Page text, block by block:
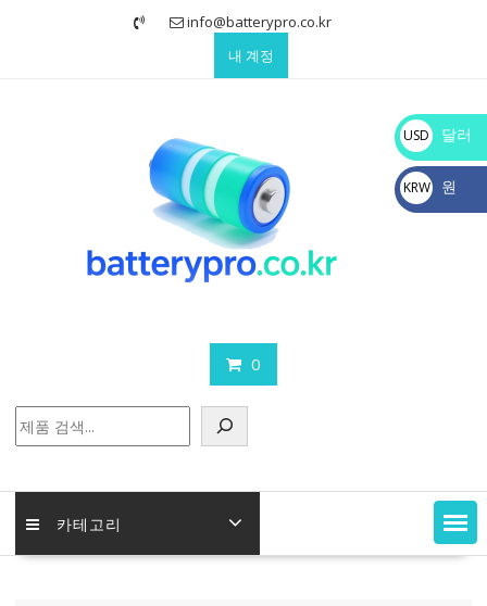
info@batterypro.co.kr
내 계정
0
색
카테고리
USD
$
달러
KRW
₩
원